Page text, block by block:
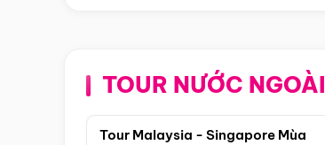
TOUR NƯỚC NGOÀI
Điểm nổi bật
Tour Malaysia - Singapore Mùa